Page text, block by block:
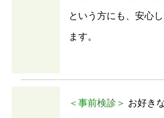
という方にも、安心
ます。
＜事前検診＞ お好き